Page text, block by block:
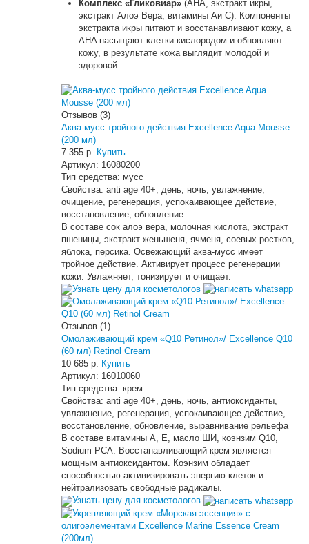
Комплекс «Гликовиар» (AHA, экстракт икры,
экстракт Алоэ Вера, витамины Aи C). Компоненты
экстракта икры питают и восстанавливают кожу, а
AHA насыщают клетки кислородом и обновляют
кожу, в результате кожа выглядит молодой и
здоровой
Отзывов (3)
Аква-мусс тройного действия Excellence Aqua Mousse
(200 мл)
7 355 р. Купить
Артикул: 16080200
Тип средства: мусс
Свойства: anti age 40+, день, ночь, увлажнение,
очищение, регенерация, успокаивающее действие,
восстановление, обновление
В составе сок алоэ вера, молочная кислота, экстракт
пшеницы, экстракт женьшеня, ячменя, соевых ростков,
яблока, персика. Освежающий аква-мусс имеет
тройное действие. Активирует процесс регенерации
кожи. Увлажняет, тонизирует и очищает.
Узнать цену для косметологов
Отзывов (1)
Омолаживающий крем «Q10 Ретинол»/ Excellence Q10
(60 мл) Retinol Cream
10 685 р. Купить
Артикул: 16010060
Тип средства: крем
Свойства: anti age 40+, день, ночь, антиоксиданты,
увлажнение, регенерация, успокаивающее действие,
восстановление, обновление, выравнивание рельефа
В составе витамины А, Е, масло ШИ, коэнзим Q10,
Sodium PCA. Восстанавливающий крем является
мощным антиоксидантом. Коэнзим обладает
способностью активизировать энергию клеток и
нейтрализовать свободные радикалы.
Узнать цену для косметологов